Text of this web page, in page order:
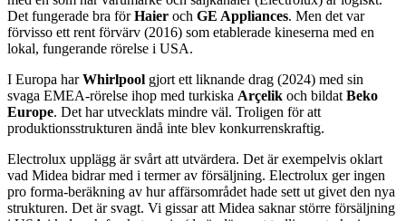
Det fungerade bra förHaier och GE Appliances. Men det var
förvisso ett rent förvärv (2016) som etablerade kineserna med en
lokal, fungerande rörelse i USA.
I Europa harWhirlpool gjort ett liknande drag (2024) med sin
svaga EMEA-rörelse ihop med turkiska Arçelik och bildat Beko
Europe. Det har utvecklats mindre väl. Troligen för att
produktionsstrukturen ändå inte blev konkurrenskraftig.
Electrolux upplägg är svårt att utvärdera. Det är exempelvis oklart
vad Midea bidrar med i termer av försäljning. Electrolux ger ingen
pro forma-beräkning av hur affärsområdet hade sett ut givet den nya
strukturen. Det är svagt. Vi gissar att Midea saknar större försäljning